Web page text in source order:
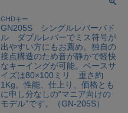
GHDキー
GN205S シングルレバーパド
ル ダブルレバーでミス符号が
出やすい方にもお薦め。独自の
接点構造のため音が静かで軽快
なキーイングが可能。ベースサ
イズは80×100ミリ 重さ約
1Kg。性能、仕上り、価格とも
に申し分なしの“マニア向けの
モデル”です。（GN-205S）